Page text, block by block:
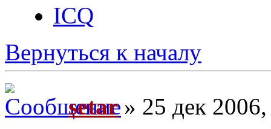
ICQ
Вернуться к началу
setar» 25 дек